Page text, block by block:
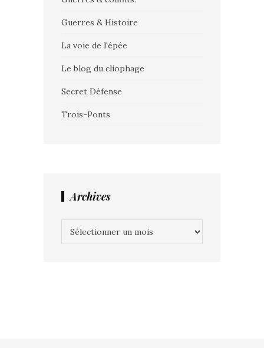
Guerres & Histoire
La voie de l'épée
Le blog du cliophage
Secret Défense
Trois-Ponts
Archives